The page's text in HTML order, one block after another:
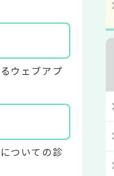
ウェブアプ
ついての診